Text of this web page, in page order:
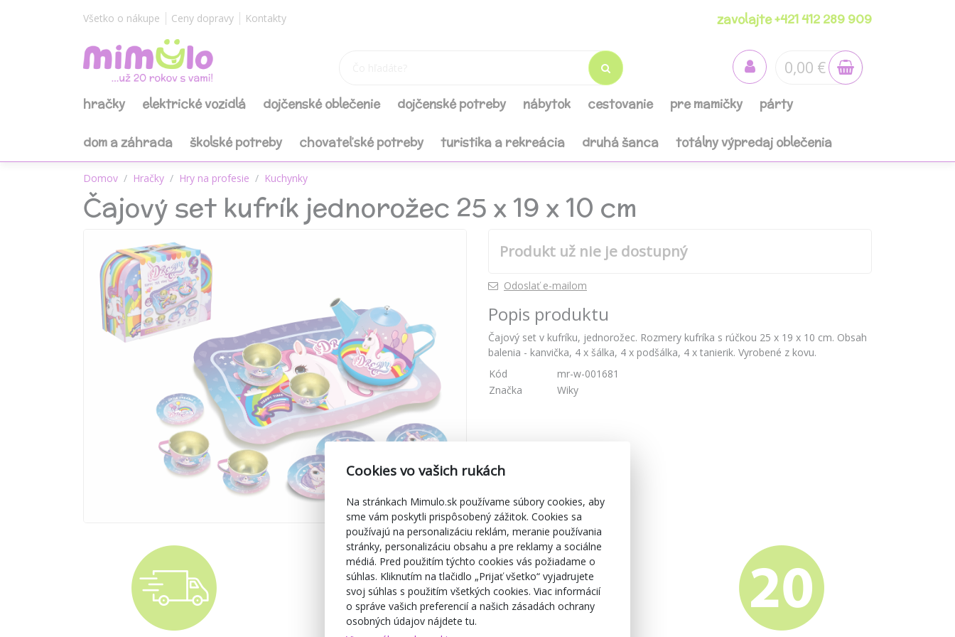
Všetko o nákupe Ceny dopravy Kontakty zavolajte +421 412 289 909
0,00 €
hračky elektrické vozidlá dojčenské oblečenie dojčenské potreby nábytok cestovanie pre mamičky párty
dom a záhrada školské potreby chovateľské potreby turistika a rekreácia druhá šanca totálny výpredaj oblečenia
Domov Hračky Hry na profesie Kuchynky
Čajový set kufrík jednorožec 25 x 19 x 10 cm
Produkt už nie je dostupný
Odoslať e-mailom
Popis produktu
Čajový set v kufríku, jednorožec. Rozmery kufríka s rúčkou 25 x 19 x 10 cm. Obsah
balenia - kanvička, 4 x šálka, 4 x podšálka, 4 x tanierik. Vyrobené z kovu.
Kód
mr-w-001681
Značka
Wiky
Cookies vo vašich rukách
Na stránkach Mimulo.sk používame súbory cookies, aby
sme vám poskytli prispôsobený zážitok. Cookies sa
používajú na personalizáciu reklám, meranie používania
stránky, personalizáciu obsahu a pre reklamy a sociálne
médiá. Pred použitím týchto cookies vás požiadame o
súhlas. Kliknutím na tlačidlo „Prijať všetko“ vyjadrujete
svoj súhlas s použitím všetkých cookies. Viac informácií
o správe vašich preferencií a našich zásadách ochrany
osobných údajov nájdete tu.